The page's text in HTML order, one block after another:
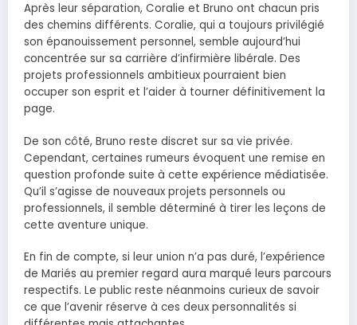
Après leur séparation, Coralie et Bruno ont chacun pris
des chemins différents. Coralie, qui a toujours privilégié
son épanouissement personnel, semble aujourd’hui
concentrée sur sa carrière d’infirmière libérale. Des
projets professionnels ambitieux pourraient bien
occuper son esprit et l’aider à tourner définitivement la
page.
De son côté, Bruno reste discret sur sa vie privée.
Cependant, certaines rumeurs évoquent une remise en
question profonde suite à cette expérience médiatisée.
Qu’il s’agisse de nouveaux projets personnels ou
professionnels, il semble déterminé à tirer les leçons de
cette aventure unique.
En fin de compte, si leur union n’a pas duré, l’expérience
de Mariés au premier regard aura marqué leurs parcours
respectifs. Le public reste néanmoins curieux de savoir
ce que l’avenir réserve à ces deux personnalités si